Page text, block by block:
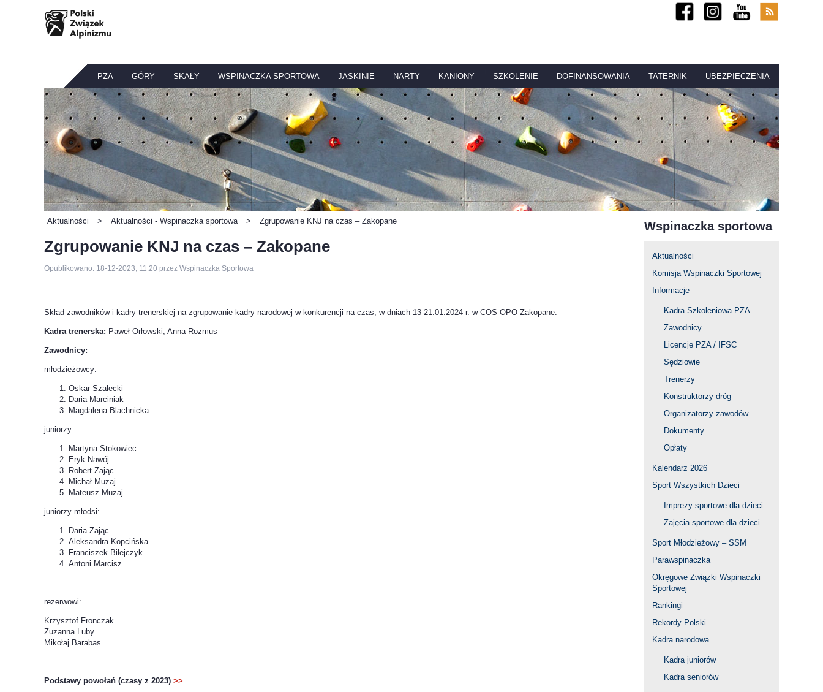
PZA GÓRY SKAŁY WSPINACZKA SPORTOWA JASKINIE NARTY KANIONY SZKOLENIE DOFINANSOWANIA TATERNIK UBEZPIECZENIA
Wspinaczka sportowa
Aktualności
Komisja Wspinaczki Sportowej
Informacje
Kadra Szkoleniowa PZA
Zawodnicy
Licencje PZA / IFSC
Sędziowie
Trenerzy
Konstruktorzy dróg
Organizatorzy zawodów
Dokumenty
Opłaty
Kalendarz 2026
Sport Wszystkich Dzieci
Imprezy sportowe dla dzieci
Zajęcia sportowe dla dzieci
Sport Młodzieżowy – SSM
Parawspinaczka
Okręgowe Związki Wspinaczki
Sportowej
Rankingi
Rekordy Polski
Kadra narodowa
Kadra juniorów
Kadra seniorów
Aktualności > Aktualności - Wspinaczka sportowa > Zgrupowanie KNJ na czas – Zakopane
Zgrupowanie KNJ na czas – Zakopane
Opublikowano: 18-12-2023; 11:20 przez Wspinaczka Sportowa
Skład zawodników i kadry trenerskiej na zgrupowanie kadry narodowej w konkurencji na czas, w dniach 13-21.01.2024 r. w COS OPO Zakopane:
Kadra trenerska: Paweł Orłowski, Anna Rozmus
Zawodnicy:
młodzieżowcy:
Oskar Szalecki
Daria Marciniak
Magdalena Blachnicka
juniorzy:
Martyna Stokowiec
Eryk Nawój
Robert Zając
Michał Muzaj
Mateusz Muzaj
juniorzy młodsi:
Daria Zając
Aleksandra Kopcińska
Franciszek Bilejczyk
Antoni Marcisz
rezerwowi:
Krzysztof Fronczak
Zuzanna Luby
Mikołaj Barabas
Podstawy powołań (czasy z 2023) >>